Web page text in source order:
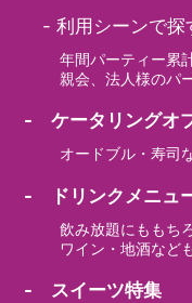
-利用シーンで探
年間パーティー累
親会、法人様のパ
- ケータリングオ
オードブル・寿司
- ドリンクメニュ
飲み放題にももち
ワイン・地酒など
- スイーツ特集